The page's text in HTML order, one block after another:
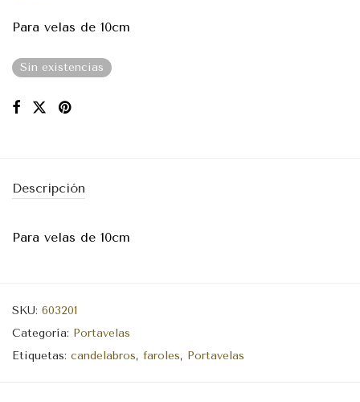
Para velas de 10cm
Sin existencias
Descripción
Para velas de 10cm
SKU: 603201
Categoría: Portavelas
Etiquetas: candelabros, faroles, Portavelas